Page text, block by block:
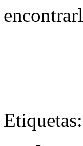
Etiquetas: